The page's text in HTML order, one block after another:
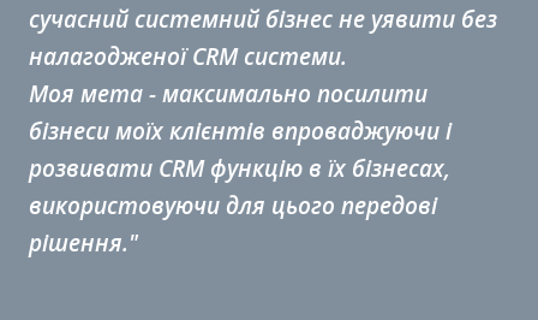
сучасний системний бізнес не уявити без
налагодженої CRM системи.
Моя мета - максимально посилити
бізнеси моїх клієнтів впроваджуючи і
розвивати CRM функцію в їх бізнесах,
використовуючи для цього передові
рішення."